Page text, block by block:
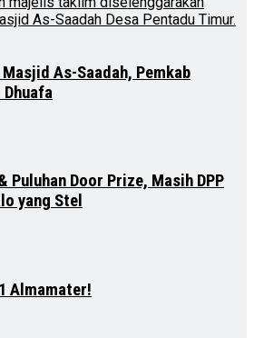
As-Saadah, Pemkab
Dhuafa
Puluhan Door Prize, Masih DPP
yang Stel
Almamater!